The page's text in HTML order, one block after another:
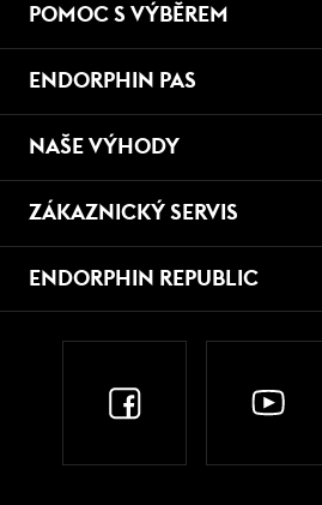
POMOC S VÝBĚREM
ENDORPHIN PAS
NAŠE VÝHODY
ZÁKAZNICKÝ SERVIS
ENDORPHIN REPUBLIC